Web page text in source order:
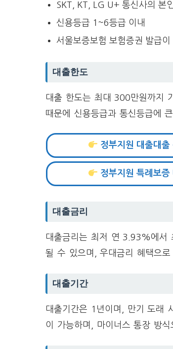
SKT, KT, LG U+ 통신사의 본
신용등급 1~6등급 이내
서울보증보험 보험증권 발급이
대출한도
대출 한도는 최대 300만원까지
때문에 신용등급과 통신등급에
정부지원 대출대출
정부지원 특례보증
대출금리
대출금리는 최저 연 3.93%에서
될 수 있으며, 우대금리 혜택으
대출기간
대출기간은 1년이며, 만기 도래
이 가능하며, 마이너스 통장 방